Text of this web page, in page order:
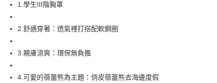
每筆NT$80，滿NT$1,000(含以上)免運費
付款後全家取貨
7-11取貨付款
1.學生III階胸罩
2.舒適穿著：透氣裡打搭配軟鋼圈
3.親膚涼爽：環保無負擔
4.可愛的蓓蕾熊為主題：俏皮蓓蕾熊去海邊度假